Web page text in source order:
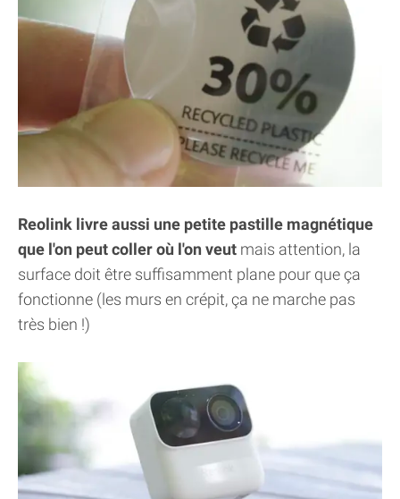
Reolink livre aussi une petite pastille magnétique
que l'on peut coller où l'on veut mais attention, la
surface doit être suffisamment plane pour que ça
fonctionne (les murs en crépit, ça ne marche pas
très bien !)